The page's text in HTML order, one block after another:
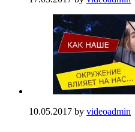
10.05.2017 by videoadmin